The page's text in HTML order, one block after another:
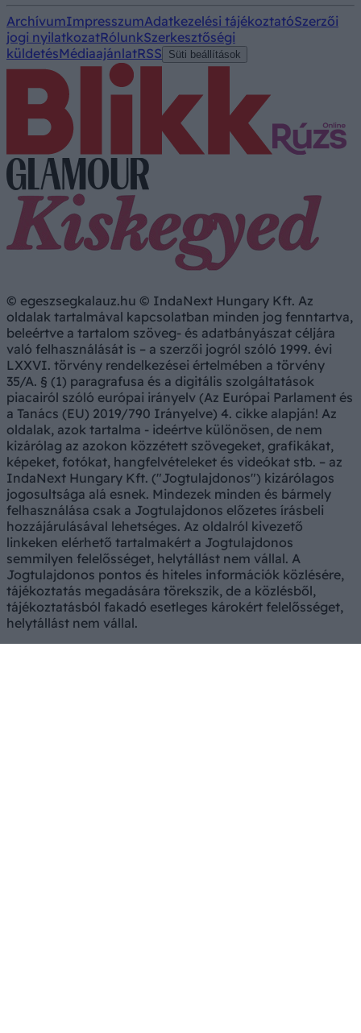
ArchívumImpresszumAdatkezelési tájékoztatóSzerzői
jogi nyilatkozatRólunkSzerkesztőségi
küldetésMédiaajánlatRSS Süti beállítások
© egeszsegkalauz.hu © IndaNext Hungary Kft. Az
oldalak tartalmával kapcsolatban minden jog fenntartva,
beleértve a tartalom szöveg- és adatbányászat céljára
való felhasználását is – a szerzői jogról szóló 1999. évi
LXXVI. törvény rendelkezései értelmében a törvény
35/A. § (1) paragrafusa és a digitális szolgáltatások
piacairól szóló európai irányelv (Az Európai Parlament és
a Tanács (EU) 2019/790 Irányelve) 4. cikke alapján! Az
oldalak, azok tartalma - ideértve különösen, de nem
kizárólag az azokon közzétett szövegeket, grafikákat,
képeket, fotókat, hangfelvételeket és videókat stb. – az
IndaNext Hungary Kft. ("Jogtulajdonos") kizárólagos
jogosultsága alá esnek. Mindezek minden és bármely
felhasználása csak a Jogtulajdonos előzetes írásbeli
hozzájárulásával lehetséges. Az oldalról kivezető
linkeken elérhető tartalmakért a Jogtulajdonos
semmilyen felelősséget, helytállást nem vállal. A
Jogtulajdonos pontos és hiteles információk közlésére,
tájékoztatás megadására törekszik, de a közlésből,
tájékoztatásból fakadó esetleges károkért felelősséget,
helytállást nem vállal.